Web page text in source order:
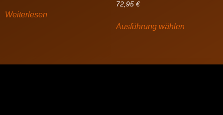
Weiterlesen
72,95 €
Ausführung wählen